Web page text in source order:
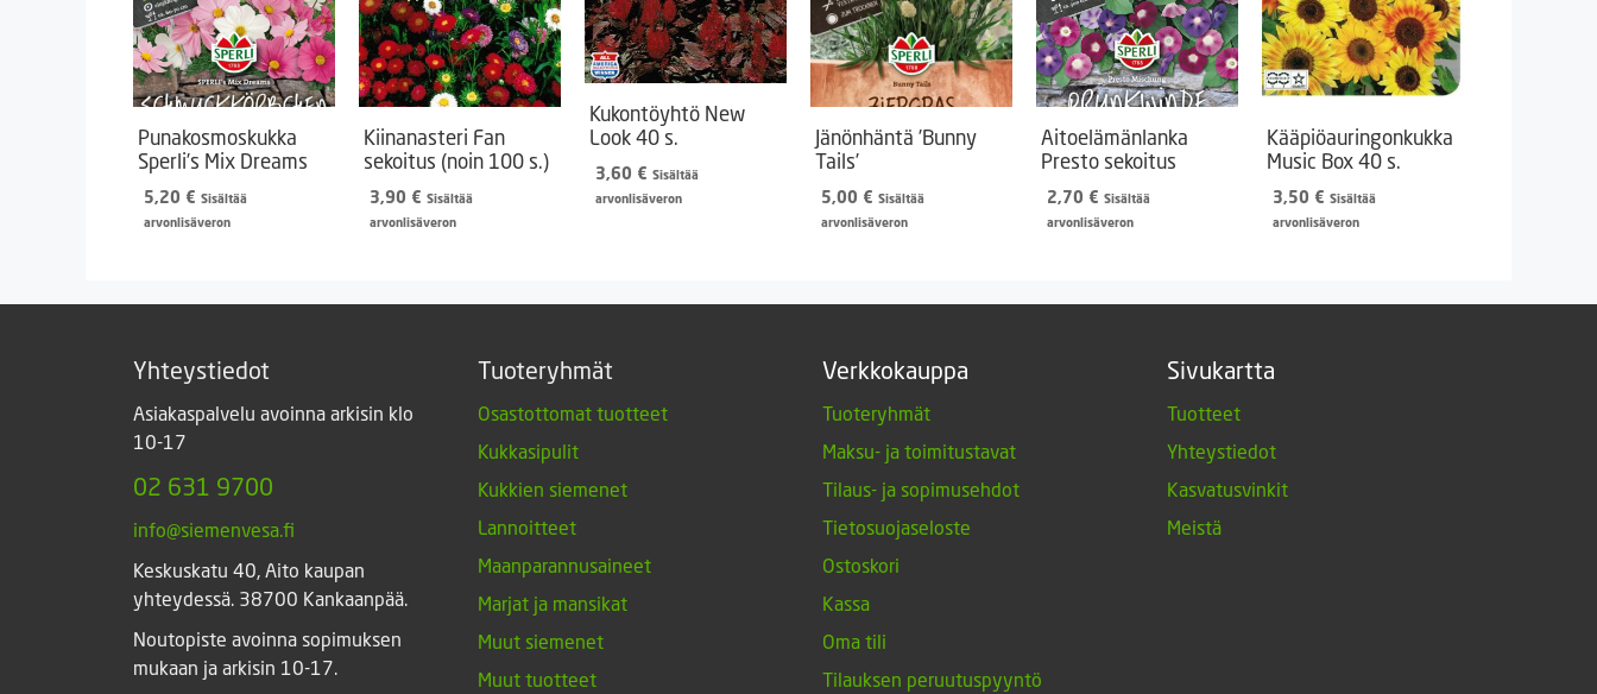
Punakosmoskukka
Sperli’s Mix Dreams
5,20 € Sisältää
arvonlisäveron
Kiinanasteri Fan
sekoitus (noin 100 s.)
3,90 € Sisältää
arvonlisäveron
Kukontöyhtö New
Look 40 s.
3,60 € Sisältää
arvonlisäveron
Jänönhäntä ’Bunny
Tails’
5,00 € Sisältää
arvonlisäveron
Aitoelämänlanka
Presto sekoitus
2,70 € Sisältää
arvonlisäveron
Kääpiöauringonkukka
Music Box 40 s.
3,50 € Sisältää
arvonlisäveron
Yhteystiedot
Asiakaspalvelu avoinna arkisin klo
10-17
02 631 9700
info@siemenvesa.fi
Keskuskatu 40, Aito kaupan
yhteydessä. 38700 Kankaanpää.
Noutopiste avoinna sopimuksen
mukaan ja arkisin 10-17.
Tuoteryhmät
Osastottomat tuotteet
Kukkasipulit
Kukkien siemenet
Lannoitteet
Maanparannusaineet
Marjat ja mansikat
Muut siemenet
Muut tuotteet
Verkkokauppa
Tuoteryhmät
Maksu- ja toimitustavat
Tilaus- ja sopimusehdot
Tietosuojaseloste
Ostoskori
Kassa
Oma tili
Tilauksen peruutuspyyntö
Sivukartta
Tuotteet
Yhteystiedot
Kasvatusvinkit
Meistä